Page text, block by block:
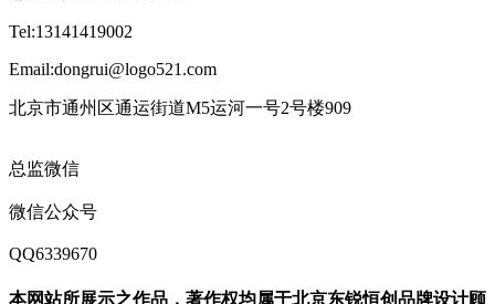
Tel:13141419002
Email:dongrui@logo521.com
北京市通州区通运街道M5运河一号2号楼909
总监微信
微信公众号
QQ6339670
本网站所展示之作品，著作权均属于北京东锐恒创品牌设计顾